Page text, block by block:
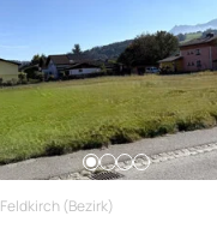
Feldkirch (Bezirk)